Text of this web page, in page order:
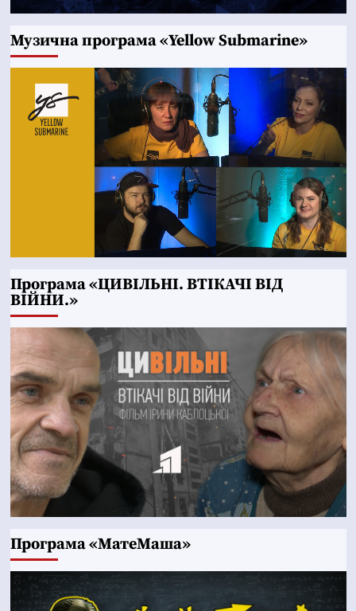
Музична програма «Yellow Submarine»
Програма «ЦИВІЛЬНІ. ВТІКАЧІ ВІД
ВІЙНИ.»
Програма «МатеМаша»